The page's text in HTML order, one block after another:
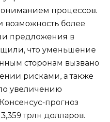
процессов.
более
предложения в
что уменьшение
сторонам вызвано
рисками, а также
увеличению
прогноз
трлн долларов.